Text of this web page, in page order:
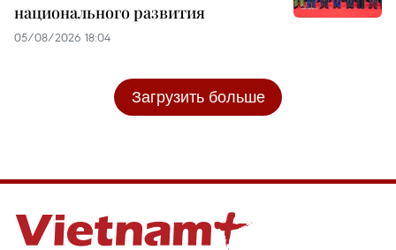
национального развития
05/08/2026 18:04
Загрузить больше